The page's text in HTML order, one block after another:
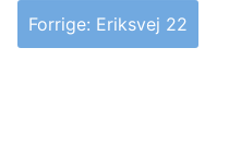
Indlægsnavigation
Forrige: Eriksvej 22